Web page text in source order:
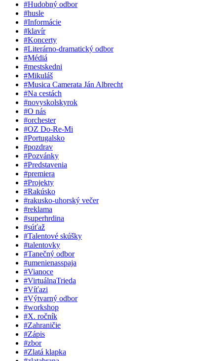
#Hudobný odbor
#husle
#Informácie
#klavír
#Koncerty
#Literárno-dramatický odbor
#Médiá
#mestskedni
#Mikuláš
#Musica Camerata Ján Albrecht
#Na cestách
#novyskolskyrok
#O nás
#orchester
#OZ Do-Re-Mi
#Portugalsko
#pozdrav
#Pozvánky
#Predstavenia
#premiera
#Projekty
#Rakúsko
#rakusko-uhorský večer
#reklama
#superhrdina
#súťaž
#Talentové skúšky
#talentovky
#Tanečný odbor
#umenienasspaja
#Vianoce
#VirtuálnaTrieda
#Víťazi
#Výtvarný odbor
#workshop
#X. ročník
#Zahraničie
#Zápis
#zbor
#Zlatá klapka